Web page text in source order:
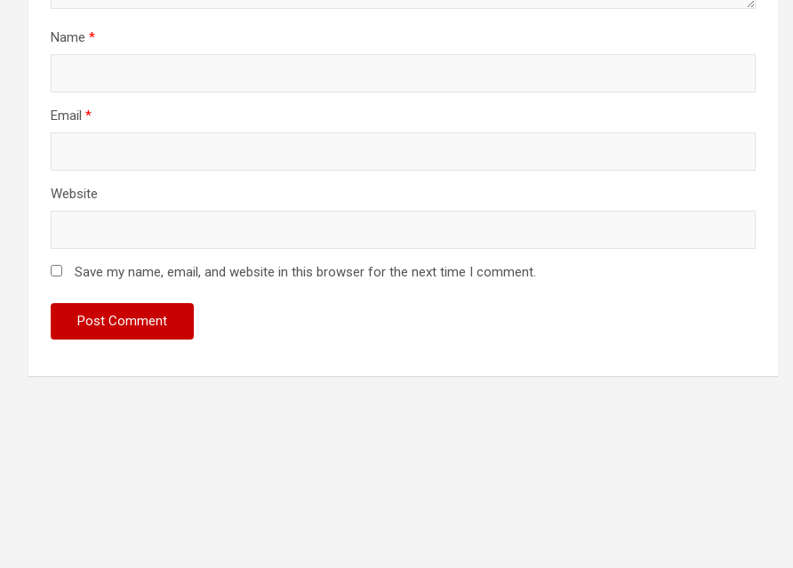
Name *
Email *
Website
Save my name, email, and website in this browser for the next time I comment.